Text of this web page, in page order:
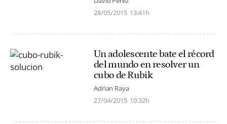
28/05/2015 13:41h
Un adolescente bate el récord
del mundo en resolver un
cubo de Rubik
Adrian Raya
27/04/2015 10:32h